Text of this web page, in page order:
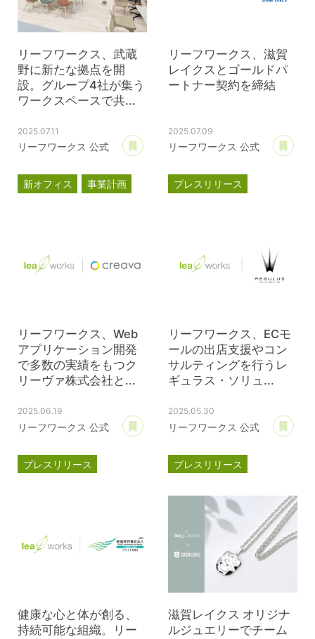
リーフワークス、武蔵
野に新たな拠点を開
設。グループ4社が集う
ワークスペースで共...
2025.07.11
リーフワークス 公式
あとで読む
新オフィス
事業計画
リーフワークス、滋賀
レイクスとゴールドパ
ートナー契約を締結
2025.07.09
リーフワークス 公式
プレスリリース
公式スポンサー
リーフワークス、Web
アプリケーション開発
で多数の実績をもつク
リーヴァ株式会社と...
2025.06.19
リーフワークス 公式
あとで読む
プレスリリース
リーフワークス、ECモ
ールの出店支援やコン
サルティングを行うレ
ギュラス・ソリュ...
2025.05.30
リーフワークス 公式
プレスリリース
レギュラス・ソリューションズ
健康な心と体が創る、
持続可能な組織。リー
滋賀レイクス オリジナ
ルジュエリーでチーム